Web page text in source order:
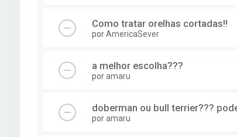
Como tratar orelhas cortadas!!
porAmericaSever
a melhor escolha???
poramaru
doberman ou bull terrier???
poramaru